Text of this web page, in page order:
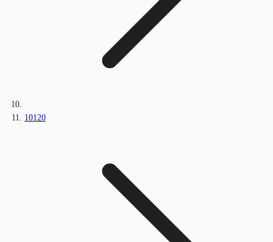
10120